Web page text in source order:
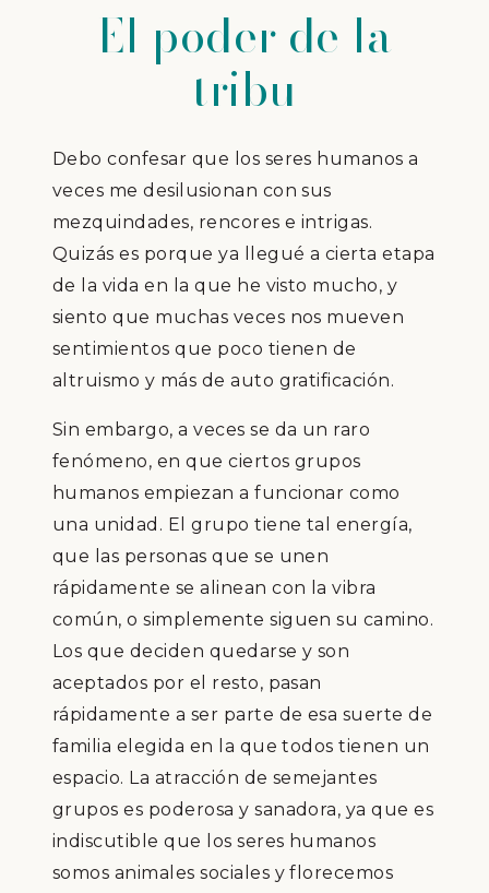
El poder de la
tribu
Debo confesar que los seres humanos a
veces me desilusionan con sus
mezquindades, rencores e intrigas.
Quizás es porque ya llegué a cierta etapa
de la vida en la que he visto mucho, y
siento que muchas veces nos mueven
sentimientos que poco tienen de
altruismo y más de auto gratificación.
Sin embargo, a veces se da un raro
fenómeno, en que ciertos grupos
humanos empiezan a funcionar como
una unidad. El grupo tiene tal energía,
que las personas que se unen
rápidamente se alinean con la vibra
común, o simplemente siguen su camino.
Los que deciden quedarse y son
aceptados por el resto, pasan
rápidamente a ser parte de esa suerte de
familia elegida en la que todos tienen un
espacio. La atracción de semejantes
grupos es poderosa y sanadora, ya que es
indiscutible que los seres humanos
somos animales sociales y florecemos